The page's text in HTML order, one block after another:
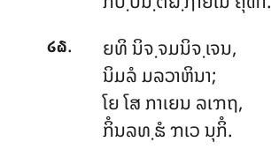
໒໖.
ຍທິ ນິຈ຺ຈມນິຈ຺ເຈນ,
ນິມລໍ ມລວາຫິນາ;
ໂຍ ໂສ ກາເຍນ ລເຠຖ,
ກິໍນລທ຺ຘໍ ຠເວ ນຸກິໍ.